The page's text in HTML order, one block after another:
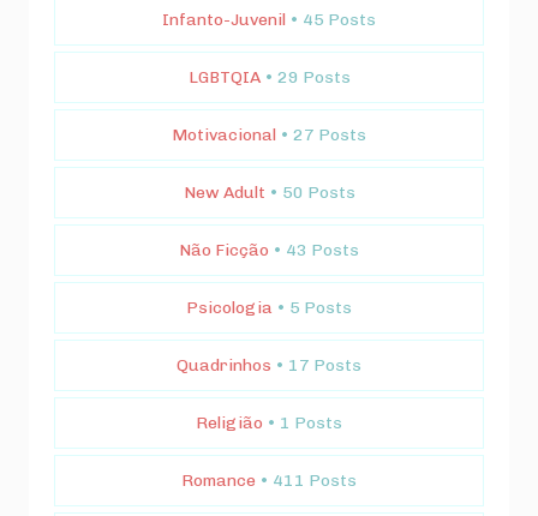
Infanto-Juvenil • 45 Posts
LGBTQIA • 29 Posts
Motivacional • 27 Posts
New Adult • 50 Posts
Não Ficção • 43 Posts
Psicologia • 5 Posts
Quadrinhos • 17 Posts
Religião • 1 Posts
Romance • 411 Posts